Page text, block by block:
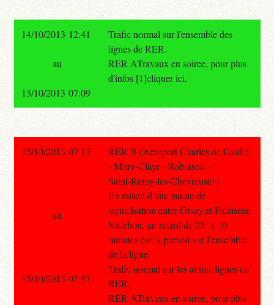
14/10/2013 12:41
Trafic normal sur l'ensemble des
lignes de RER.
RER ATravaux en soiree, pour plus
d'infos [1]cliquer ici.
au
15/10/2013 07:09
15/10/2013 07:17
RER B (Aeroport Charles de Gaulle
- Mitry-Claye - Robinson -
Saint-Remy-les-Chevreuse) :
En raison d'une panne de
signalisation entre Orsay et Palaiseau
Villebon, un retard de 05 `a 10
minutes est `a prevoir sur l'ensemble
de la ligne.
Trafic normal sur les autres lignes de
RER.
RER ATravaux en soiree, pour plus
au
15/10/2013 07:57